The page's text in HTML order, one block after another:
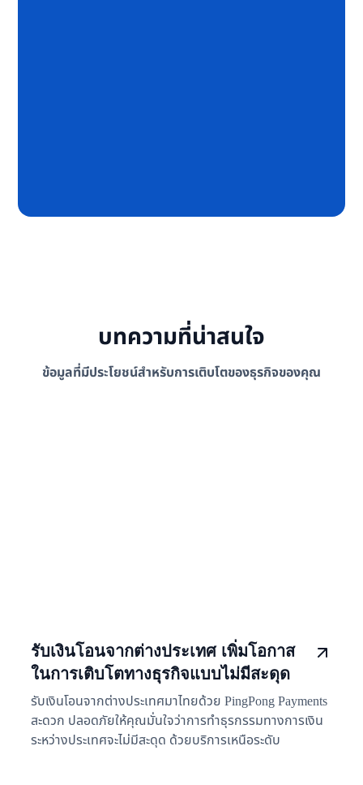
บทความที่น่าสนใจ
ข้อมูลที่มีประโยชน์สำหรับการเติบโตของธุรกิจของคุณ
รับเงินโอนจากต่างประเทศ เพิ่มโอกาส
ในการเติบโตทางธุรกิจแบบไม่มีสะดุด
รับเงินโอนจากต่างประเทศมาไทยด้วย PingPong Payments
สะดวก ปลอดภัยให้คุณมั่นใจว่าการทำธุรกรรมทางการเงิน
ระหว่างประเทศจะไม่มีสะดุด ด้วยบริการเหนือระดับ